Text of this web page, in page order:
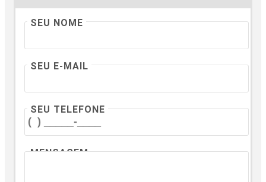
SEU NOME
SEU E-MAIL
SEU TELEFONE
MENSAGEM